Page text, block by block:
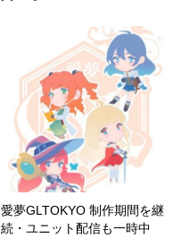
愛夢GLTOKYO 制作期間を継
続・ユニット配信も一時中